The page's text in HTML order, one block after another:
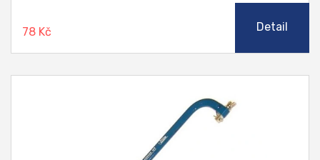
78 Kč Detail